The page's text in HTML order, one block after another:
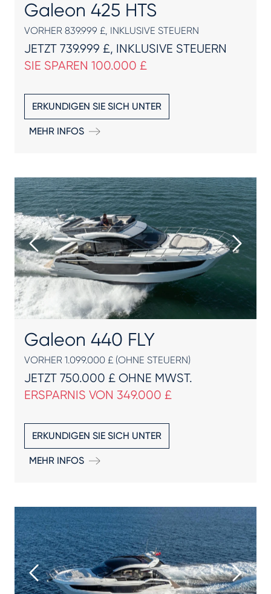
Galeon 425 HTS
VORHER 839.999 £, INKLUSIVE STEUERN
JETZT 739.999 £, INKLUSIVE STEUERN
SIE SPAREN 100.000 £
ERKUNDIGEN SIE SICH UNTER
MEHR INFOS
Galeon 440 FLY
VORHER 1.099.000 £ (OHNE STEUERN)
JETZT 750.000 £ OHNE MWST.
ERSPARNIS VON 349.000 £
ERKUNDIGEN SIE SICH UNTER
MEHR INFOS